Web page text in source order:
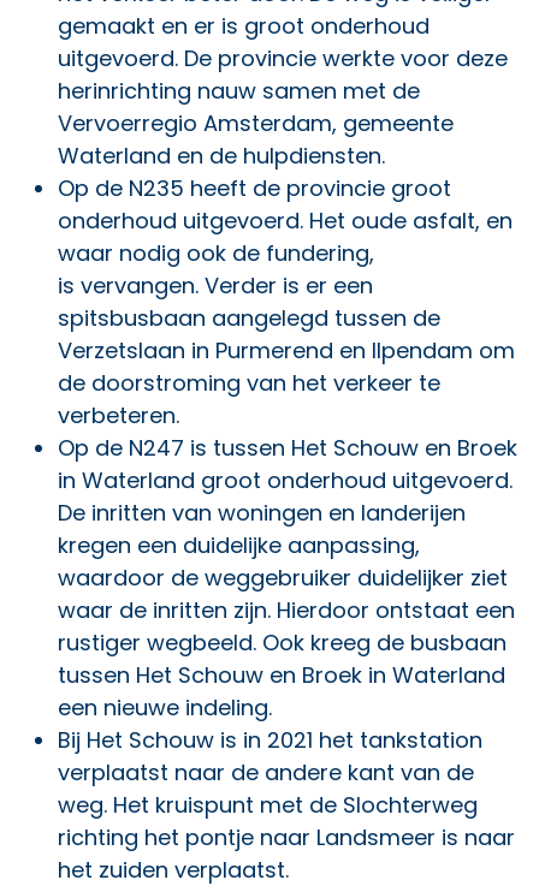
gemaakt en er is groot onderhoud
uitgevoerd. De provincie werkte voor deze
herinrichting nauw samen met de
Vervoerregio Amsterdam, gemeente
Waterland en de hulpdiensten.
Op de N235 heeft de provincie groot
onderhoud uitgevoerd. Het oude asfalt, en
waar nodig ook de fundering,
is vervangen. Verder is er een
spitsbusbaan aangelegd tussen de
Verzetslaan in Purmerend en Ilpendam om
de doorstroming van het verkeer te
verbeteren.
Op de N247 is tussen Het Schouw en Broek
in Waterland groot onderhoud uitgevoerd.
De inritten van woningen en landerijen
kregen een duidelijke aanpassing,
waardoor de weggebruiker duidelijker ziet
waar de inritten zijn. Hierdoor ontstaat een
rustiger wegbeeld. Ook kreeg de busbaan
tussen Het Schouw en Broek in Waterland
een nieuwe indeling.
Bij Het Schouw is in 2021 het tankstation
verplaatst naar de andere kant van de
weg. Het kruispunt met de Slochterweg
richting het pontje naar Landsmeer is naar
het zuiden verplaatst.